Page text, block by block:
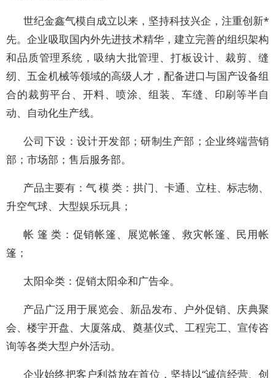
世纪金鑫气模自成立以来，坚持科技兴企，注重创新*
先。企业吸取国内外先进技术精华，建立完善的组织架构
和品质管理系统，吸纳大批管理、打板设计、裁剪、缝
纫、五金机械等领域的高级人才，配备进口与国产设备组
合的裁剪平台、开料、喷涂、组装、车缝、印刷等半自
动、自动化生产线。
公司下设：设计开发部；研制生产部；企业终端营销
部；市场部；售后服务部。
产品主要有：气 模 类：拱门、卡通、立柱、标志物、
升空气球、大型娱乐玩具；
帐 篷 类：促销帐篷、展览帐篷、救灾帐篷、民用帐
篷；
太阳伞类：促销太阳伞和广告伞。
产品广泛用于展览会、新品发布、户外促销、庆典聚
会、楼宇开盘、大厦落成、奠基仪式、工程完工、宣传咨
询等各类大型户外活动。
企业始终把客户利益放在首位，坚持以“诚信经营、创